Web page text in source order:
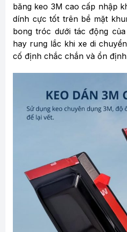
băng keo 3M cao cấp nhập
dính cực tốt trên bề mặt
bong tróc dưới tác động
hay rung lắc khi xe di
cố định chắc chắn và ổn